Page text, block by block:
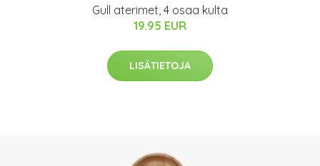
Gull aterimet, 4 osaa kulta
19.95 EUR
LISÄTIETOJA